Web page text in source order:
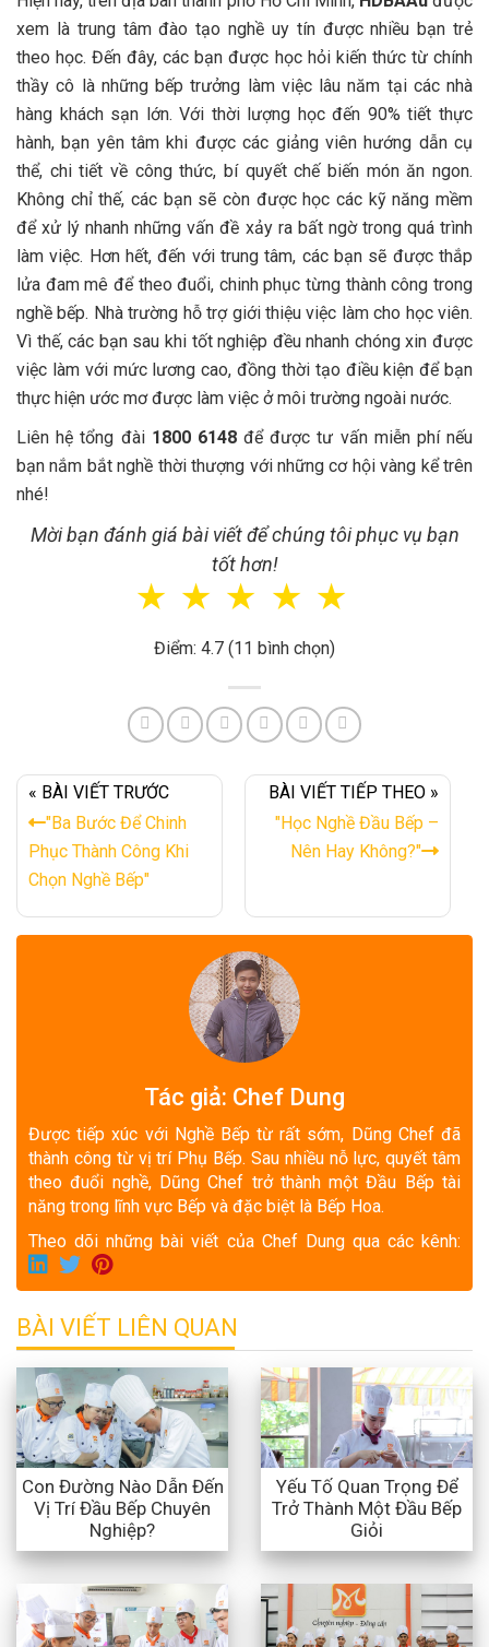
xem là trung tâm đào tạo nghề uy tín được nhiều bạn trẻ
theo học. Đến đây, các bạn được học hỏi kiến thức từ chính
thầy cô là những bếp trưởng làm việc lâu năm tại các nhà
hàng khách sạn lớn. Với thời lượng học đến 90% tiết thực
hành, bạn yên tâm khi được các giảng viên hướng dẫn cụ
thể, chi tiết về công thức, bí quyết chế biến món ăn ngon.
Không chỉ thế, các bạn sẽ còn được học các kỹ năng mềm
để xử lý nhanh những vấn đề xảy ra bất ngờ trong quá trình
làm việc. Hơn hết, đến với trung tâm, các bạn sẽ được thắp
lửa đam mê để theo đuổi, chinh phục từng thành công trong
nghề bếp. Nhà trường hỗ trợ giới thiệu việc làm cho học viên.
Vì thế, các bạn sau khi tốt nghiệp đều nhanh chóng xin được
việc làm với mức lương cao, đồng thời tạo điều kiện để bạn
thực hiện ước mơ được làm việc ở môi trường ngoài nước.
Liên hệ tổng đài 1800 6148để được tư vấn miễn phí nếu
bạn nắm bắt nghề thời thượng với những cơ hội vàng kể trên
nhé!
Mời bạn đánh giá bài viết để chúng tôi phục vụ bạn
tốt hơn!
☆
☆
☆
☆
☆
Điểm: 4.7 (11 bình chọn)
« BÀI VIẾT TRƯỚC
"Ba Bước Để Chinh
Phục Thành Công Khi
Chọn Nghề Bếp"
BÀI VIẾT TIẾP THEO »
"Học Nghề Đầu Bếp –
Nên Hay Không?"
Tác giả: Chef Dung
Được tiếp xúc với Nghề Bếp từ rất sớm, Dũng Chef đã
thành công từ vị trí Phụ Bếp. Sau nhiều nỗ lực, quyết tâm
theo đuổi nghề, Dũng Chef trở thành một Đầu Bếp tài
năng trong lĩnh vực Bếp và đặc biệt là Bếp Hoa.
Theo dõi những bài viết của Chef Dung qua các kênh:
BÀI VIẾT LIÊN QUAN
Con Đường Nào Dẫn Đến
Vị Trí Đầu Bếp Chuyên
Nghiệp?
Yếu Tố Quan Trọng Để
Trở Thành Một Đầu Bếp
Giỏi